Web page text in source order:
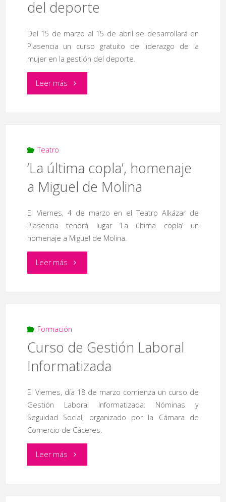
del deporte
Del 15 de marzo al 15 de abril se desarrollará en
Plasencia un curso gratuito de liderazgo de la
mujer en la gestión del deporte.
Leer más"Curso
de
la
mujer
en
Teatro
‘La última copla’, homenaje
a Miguel de Molina
El Viernes, 4 de marzo en el Teatro Alkázar de
Plasencia tendrá lugar ‘La última copla’ un
homenaje a Miguel de Molina.
Leer más"‘La
homenaje
a
Miguel
de
Molina"
Formación
Curso de Gestión Laboral
Informatizada
El Viernes, día 18 de marzo comienza un curso de
Gestión Laboral Informatizada: Nóminas y
Seguidad Social, organizado por la Cámara de
Comercio de Cáceres.
Leer más"Curso